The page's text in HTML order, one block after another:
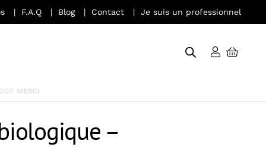
F.A.Q Blog Contact Je suis un professionnel
–